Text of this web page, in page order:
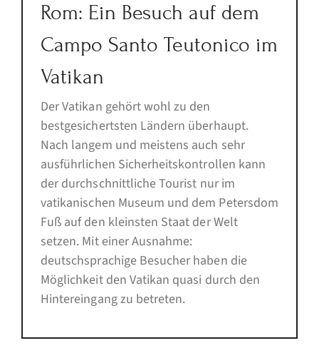
Rom: Ein Besuch auf dem
Campo Santo Teutonico im
Vatikan
Der Vatikan gehört wohl zu den
bestgesichertsten Ländern überhaupt.
Nach langem und meistens auch sehr
ausführlichen Sicherheitskontrollen kann
der durchschnittliche Tourist nur im
vatikanischen Museum und dem Petersdom
Fuß auf den kleinsten Staat der Welt
setzen. Mit einer Ausnahme:
deutschsprachige Besucher haben die
Möglichkeit den Vatikan quasi durch den
Hintereingang zu betreten.